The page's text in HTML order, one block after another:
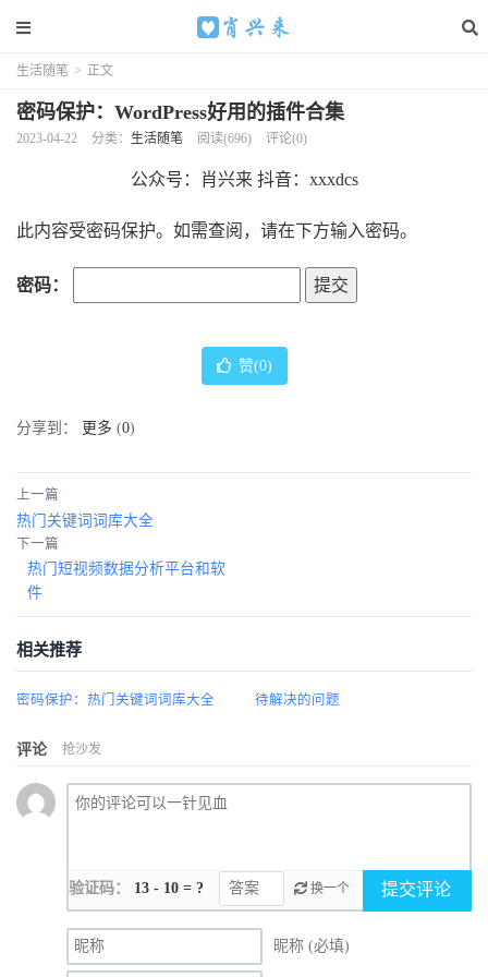
生活随笔 > 正文
密码保护：WordPress好用的插件合集
2023-04-22 分类： 生活随笔 阅读(696) 评论(0)
公众号：肖兴来 抖音：xxxdcs
此内容受密码保护。如需查阅，请在下方输入密码。
密码：
赞(0)
分享到： 更多 (0)
上一篇
热门关键词词库大全
下一篇
热门短视频数据分析平台和软
件
相关推荐
密码保护：热门关键词词库大全 待解决的问题
评论 抢沙发
验证码： 13 - 10 = ? 换一个 提交评论
昵称 (必填)